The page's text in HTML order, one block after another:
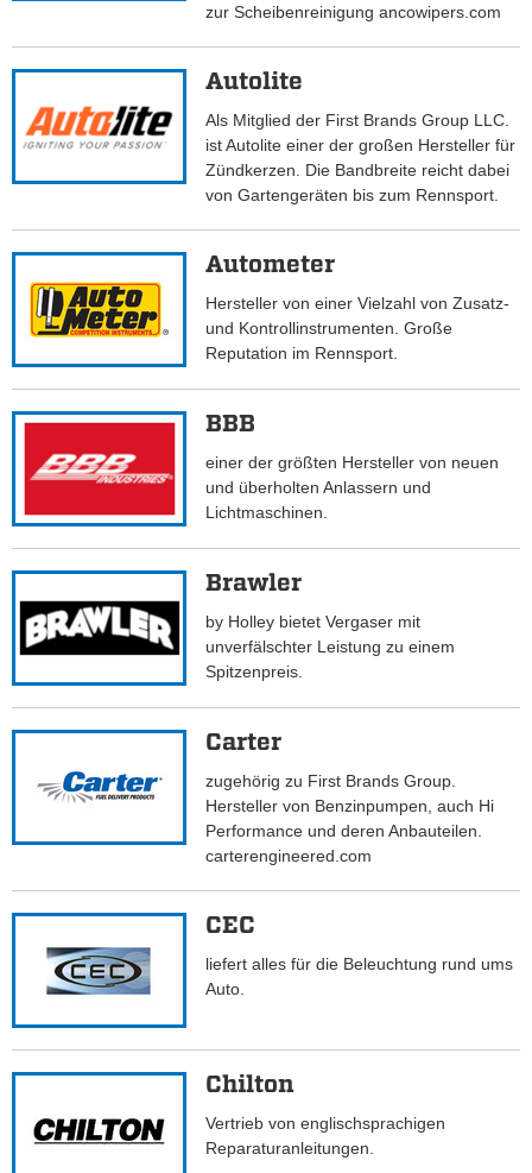
zur Scheibenreinigung ancowipers.com
Autolite
Als Mitglied der First Brands Group LLC.
ist Autolite einer der großen Hersteller für
Zündkerzen. Die Bandbreite reicht dabei
von Gartengeräten bis zum Rennsport.
Autometer
Hersteller von einer Vielzahl von Zusatz-
und Kontrollinstrumenten. Große
Reputation im Rennsport.
BBB
einer der größten Hersteller von neuen
und überholten Anlassern und
Lichtmaschinen.
Brawler
by Holley bietet Vergaser mit
unverfälschter Leistung zu einem
Spitzenpreis.
Carter
zugehörig zu First Brands Group.
Hersteller von Benzinpumpen, auch Hi
Performance und deren Anbauteilen.
carterengineered.com
CEC
liefert alles für die Beleuchtung rund ums
Auto.
Chilton
Vertrieb von englischsprachigen
Reparaturanleitungen.